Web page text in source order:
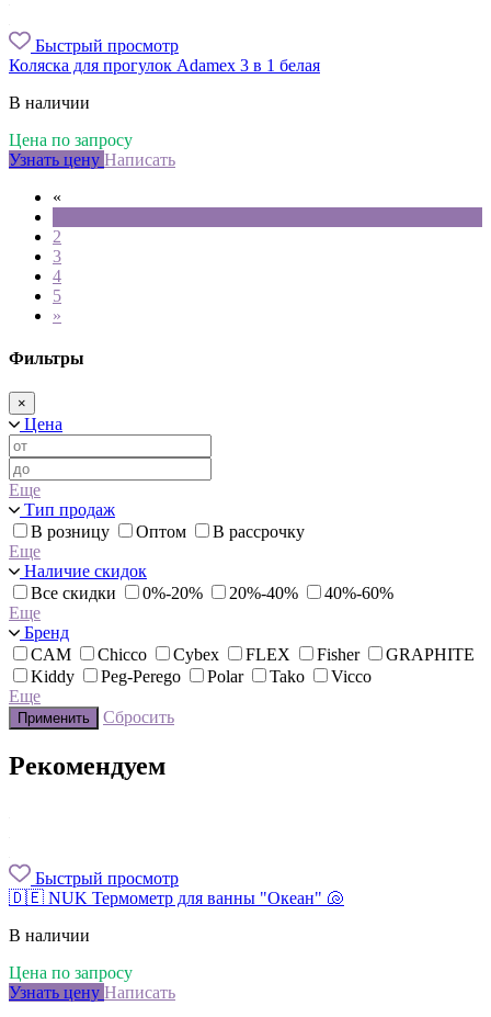
Быстрый просмотр
Коляска для прогулок Adamex 3 в 1 белая
В наличии
Цена по запросу
Узнать цену Написать
«
2
3
4
5
»
Фильтры
×
Цена
Еще
Тип продаж
В розницу
Оптом
В рассрочку
Еще
Наличие скидок
Все скидки
0%-20% 20%-40%
40%-60%
Еще
Бренд
CAM
Chicco Cybex FLEX Fisher
GRAPHITE
Kiddy
Peg-Perego Polar Tako
Vicco
Еще
Применить Сбросить
Рекомендуем
Быстрый просмотр
🇩🇪 NUK Термометр для ванны "Океан" 🐚
В наличии
Цена по запросу
Узнать цену Написать